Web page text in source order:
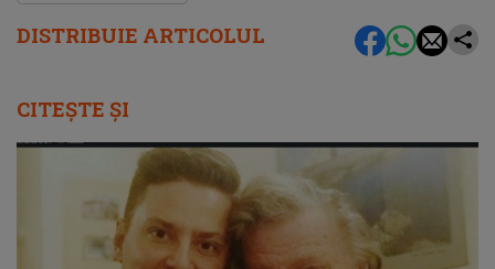
DISTRIBUIE ARTICOLUL
CITEȘTE ȘI